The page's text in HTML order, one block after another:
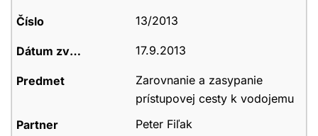
13/2013
17.9.2013
Zarovnanie a zasypanie
prístupovej cesty k vodojemu
Peter Fiľak